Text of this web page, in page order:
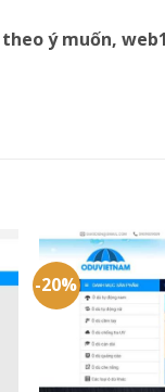
ý muốn,
-20%